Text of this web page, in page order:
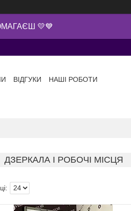
💛💙
ВІДГУКИ
НАШІ РОБОТИ
ДЗЕРКАЛА І РОБОЧІ МІСЦЯ